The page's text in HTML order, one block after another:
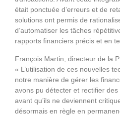
était ponctuée d’erreurs et de
solutions ont permis de
d’automatiser les tâches
rapports financiers précis et en
François Martin, directeur de la
« L’utilisation de ces nouvelles
notre manière de gérer les
avons pu détecter et rectifier
avant qu’ils ne deviennent
désormais en règle en